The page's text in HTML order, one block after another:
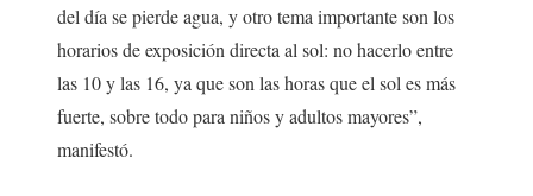
del día se pierde agua, y otro tema importante son los
horarios de exposición directa al sol: no hacerlo entre
las 10 y las 16, ya que son las horas que el sol es más
fuerte, sobre todo para niños y adultos mayores”,
manifestó.